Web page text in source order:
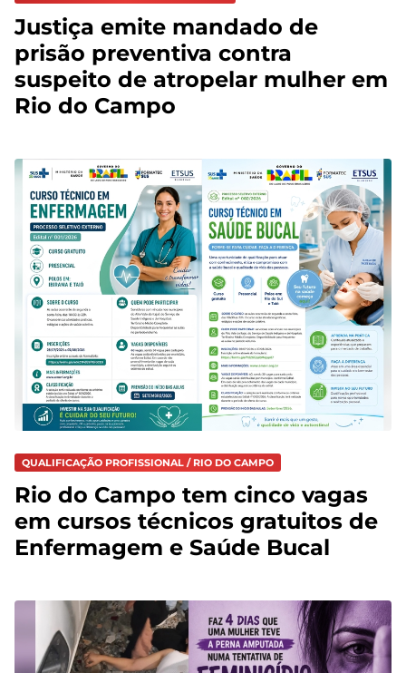
Justiça emite mandado de
prisão preventiva contra
suspeito de atropelar mulher em
Rio do Campo
QUALIFICAÇÃO PROFISSIONAL / RIO DO CAMPO
Rio do Campo tem cinco vagas
em cursos técnicos gratuitos de
Enfermagem e Saúde Bucal